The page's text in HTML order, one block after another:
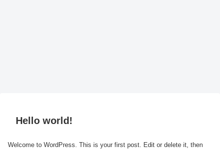
Hello world!
Welcome to WordPress. This is your first post. Edit or delete it, then